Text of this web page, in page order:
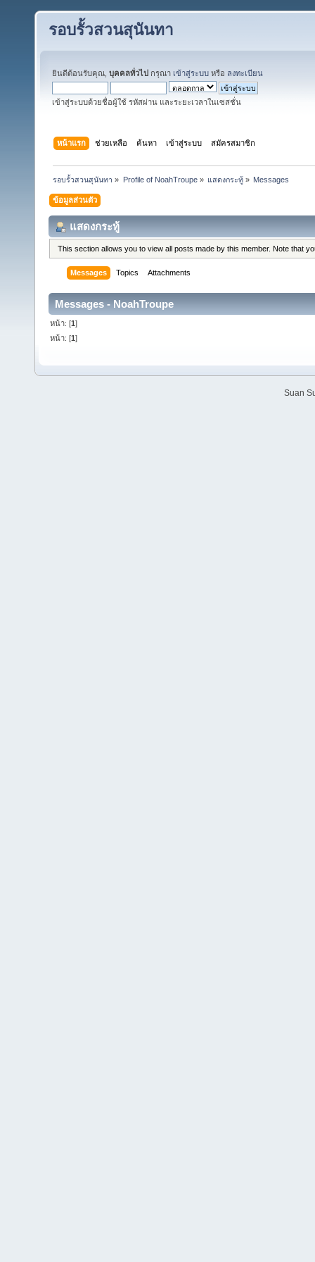
รอบรั้วสวนสุนันทา
ยินดีต้อนรับคุณ, บุคคลทั่วไป กรุณา เข้าสู่ระบบ หรือ ลงทะเบียน
เข้าสู่ระบบด้วยชื่อผู้ใช้ รหัสผ่าน และระยะเวลาในเซสชั่น
หน้าแรก ช่วยเหลือ ค้นหา เข้าสู่ระบบ สมัครสมาชิก
รอบรั้วสวนสุนันทา » Profile of NoahTroupe» แสดงกระทู้» Messages
ข้อมูลส่วนตัว
แสดงกระทู้
This section allows you to view all posts made by this member. Note that
Messages Topics Attachments
Messages - NoahTroupe
หน้า: [1]
หน้า: [1]
Suan